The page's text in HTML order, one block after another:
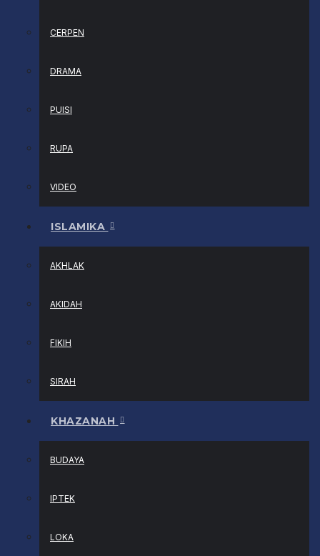
CERPEN
DRAMA
PUISI
RUPA
VIDEO
ISLAMIKA
AKHLAK
AKIDAH
FIKIH
SIRAH
KHAZANAH
BUDAYA
IPTEK
LOKA